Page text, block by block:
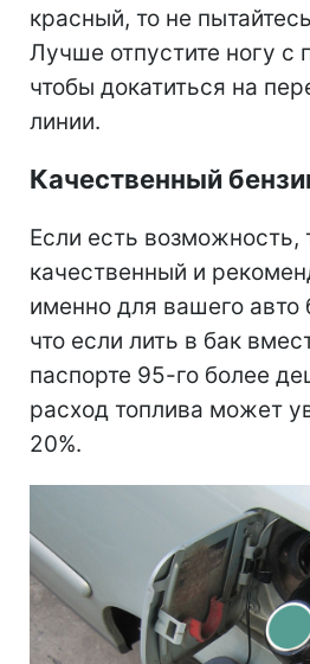
красный, то не
Лучше отпустите ногу с
чтобы докатиться на
линии.
Качественный
Если есть возможность,
качественный и
именно для вашего авто
что если лить в бак
паспорте 95-го более
расход топлива может
20%.